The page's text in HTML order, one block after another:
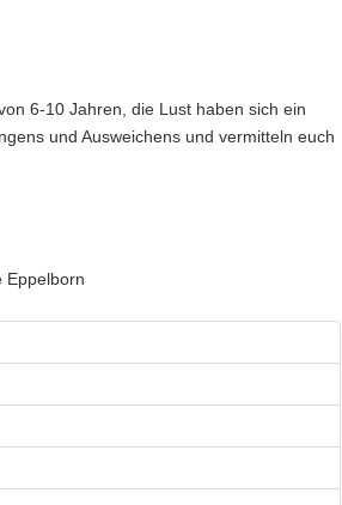
6-10 Jahren, die Lust haben sich ein
und Ausweichens und vermitteln euch
Eppelborn